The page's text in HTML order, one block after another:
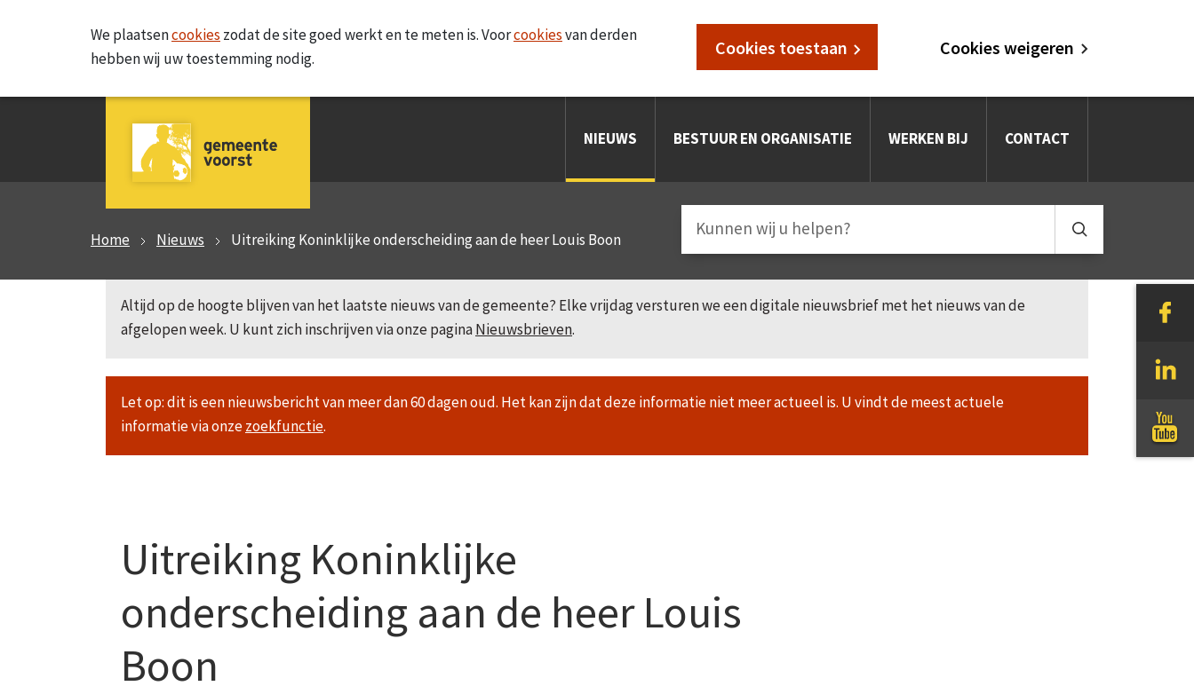
We plaatsencookies zodat de site goed werkt en te meten is. Voorcookiesvan derden
hebben wij uw toestemming nodig.
Cookies toestaan Cookies weigeren
NIEUWS BESTUUR EN ORGANISATIE WERKEN BIJ CONTACT
Home Nieuws Uitreiking Koninklijke onderscheiding aan de heer Louis Boon
Altijd op de hoogte blijven van het laatste nieuws van de gemeente? Elke vrijdag versturen we een digitale nieuwsbrief met het nieuws van de
afgelopen week. U kunt zich inschrijven via onze paginaNieuwsbrieven.
Let op: dit is een nieuwsbericht van meer dan 60 dagen oud. Het kan zijn dat deze informatie niet meer actueel is. U vindt de meest actuele
informatie via onzezoekfunctie.
Uitreiking Koninklijke
onderscheiding aan de heer Louis
Boon